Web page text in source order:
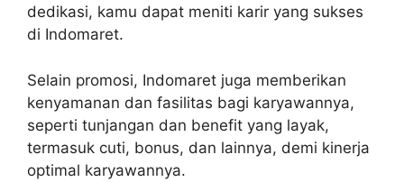
dedikasi, kamu dapat meniti karir yang sukses
di Indomaret.
Selain promosi, Indomaret juga memberikan
kenyamanan dan fasilitas bagi karyawannya,
seperti tunjangan dan benefit yang layak,
termasuk cuti, bonus, dan lainnya, demi kinerja
optimal karyawannya.